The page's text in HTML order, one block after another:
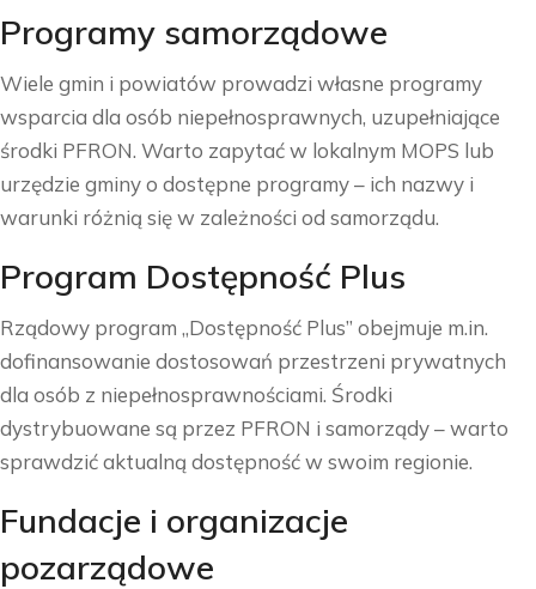
Programy samorządowe
Wiele gmin i powiatów prowadzi własne programy
wsparcia dla osób niepełnosprawnych, uzupełniające
środki PFRON. Warto zapytać w lokalnym MOPS lub
urzędzie gminy o dostępne programy – ich nazwy i
warunki różnią się w zależności od samorządu.
Program Dostępność Plus
Rządowy program „Dostępność Plus” obejmuje m.in.
dofinansowanie dostosowań przestrzeni prywatnych
dla osób z niepełnosprawnościami. Środki
dystrybuowane są przez PFRON i samorządy – warto
sprawdzić aktualną dostępność w swoim regionie.
Fundacje i organizacje
pozarządowe